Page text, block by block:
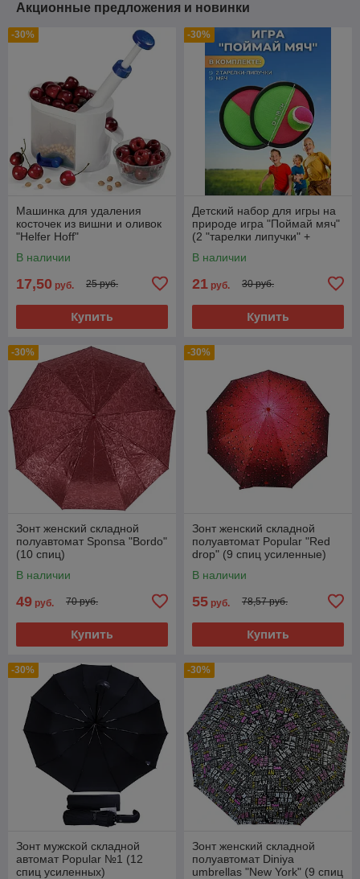
Акционные предложения и новинки
-30%
Машинка для удаления
косточек из вишни и оливок
"Helfer Hoff"
В наличии
17,50 руб. 25 руб.
Купить
-30%
Детский набор для игры на
природе игра "Поймай мяч"
(2 "тарелки липучки" +
В наличии
21 руб. 30 руб.
Купить
-30%
Зонт женский складной
полуавтомат Sponsa "Bordo"
(10 спиц)
В наличии
49 руб. 70 руб.
Купить
-30%
Зонт женский складной
полуавтомат Popular "Red
drop" (9 спиц усиленные)
В наличии
55 руб. 78,57 руб.
Купить
-30%
Зонт мужской складной
автомат Popular №1 (12
спиц усиленных)
-30%
Зонт женский складной
полуавтомат Diniya
umbrellas "New York" (9 спиц